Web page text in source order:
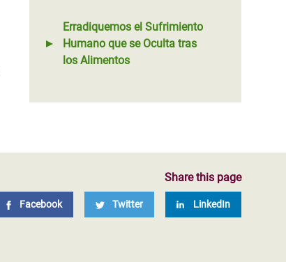
Erradiquemos el Sufrimiento
Humano que se Oculta tras
los Alimentos
Share this page
Facebook Twitter LinkedIn